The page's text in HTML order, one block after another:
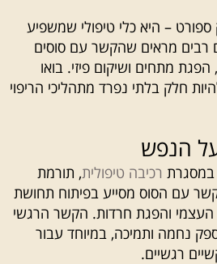
– היא כלי טיפולי שמשפיע
רבים מראים שהקשר עם סוסים
מתחים ושיקום פיזי. בואו
חלק בלתי נפרד מתהליכי הריפוי
הנפש
במסגרת רכיבה טיפולית, תורמת
עם הסוס מסייע בפיתוח תחושת
העצמי והפגת חרדות. הקשר הרגשי
נחמה ותמיכה, במיוחד עבור
רגשיים.